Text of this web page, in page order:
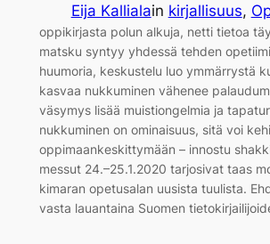
Eija Kallialain kirjallisuus,
oppikirjasta polun alkuja, netti tietoa
matsku syntyy yhdessä tehden
huumoria, keskustelu luo ymmärrystä
kasvaa nukkuminen vähenee
väsymys lisää muistiongelmia ja
nukkuminen on ominaisuus, sitä voi
oppimaankeskittymään – innostu
messut 24.–25.1.2020 tarjosivat taas
kimaran opetusalan uusista tuulista.
vasta lauantaina Suomen